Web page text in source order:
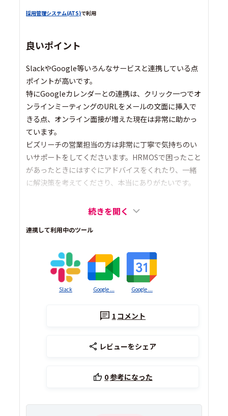
採用管理システム(ATS)で利用
良いポイント
SlackやGoogle等いろんなサービスと連携している点
ポイントが高いです。
特にGoogleカレンダーとの連携は、クリック一つでオ
ンラインミーティングのURLをメールの文面に挿入で
きる点、オンライン面接が増えた現在は非常に助かっ
ています。
ビズリーチの営業担当の方は非常に丁寧で気持ちのい
いサポートをしてくださいます。HRMOSで困ったこと
があったときにはすぐにアドバイスをくれたり、一緒
に解決策を考えてくださり、本当にありがたいです。
続きを開く
連携して利用中のツール
Slack Google ... Google ...
1 コメント
レビューをシェア
0参考になった